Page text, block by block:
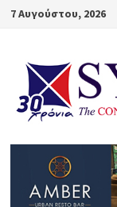
Skip7 Αυγούστου, 2026